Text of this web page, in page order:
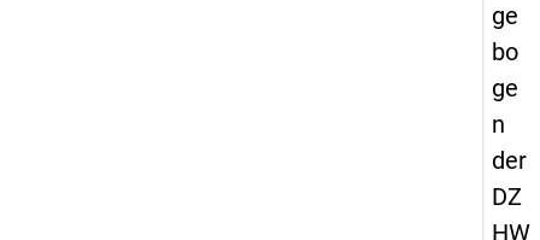
ge
bo
ge
n
der
DZ
HW